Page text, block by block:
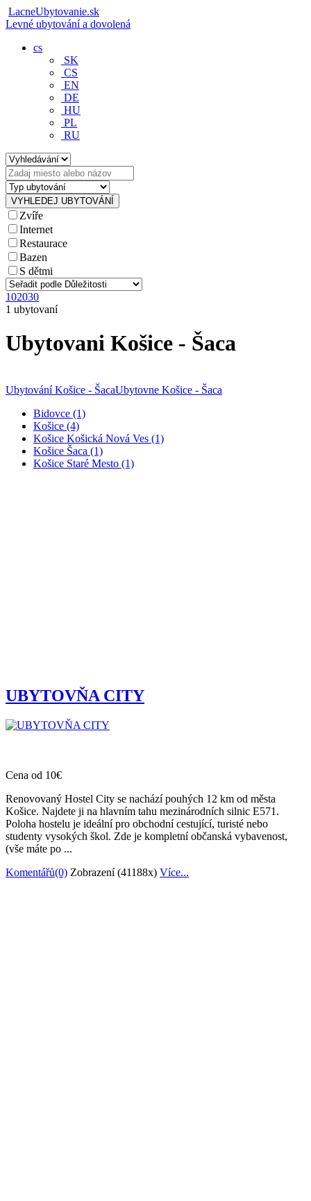
LacneUbytovanie.sk
Levné ubytování a dovolená
cs
SK
CS
EN
DE
HU
PL
RU
Zvíře
Internet
Restaurace
Bazen
S dětmi
102030
1 ubytovaní
Ubytovani Košice - Šaca
Ubytování Košice - ŠacaUbytovne Košice - Šaca
Bidovce (1)
Košice (4)
Košice Košická Nová Ves (1)
Košice Šaca (1)
Košice Staré Mesto (1)
UBYTOVŇA CITY
Cena od 10€
Renovovaný Hostel City se nachází pouhých 12 km od města
Košice. Najdete ji na hlavním tahu mezinárodních silnic E571.
Poloha hostelu je ideální pro obchodní cestující, turisté nebo
studenty vysokých škol. Zde je kompletní občanská vybavenost,
(vše máte po ...
Komentářů(0) Zobrazení (41188x) Více...